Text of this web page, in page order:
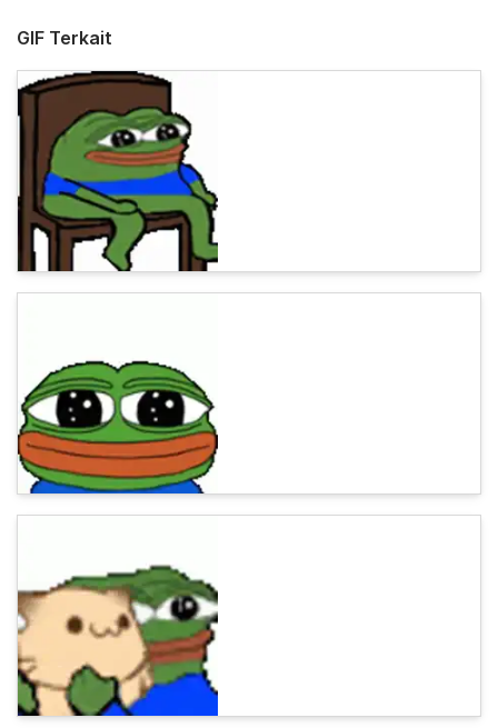
GIF Terkait